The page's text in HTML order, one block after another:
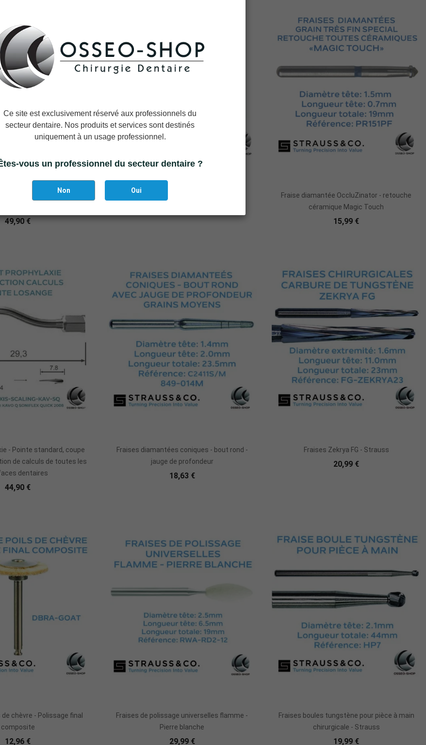
flexibles en Polyester -
49,90 €
Kit de préparation de facettes dentaires
Fraise diamantée OccluZinator - retouche
céramique Magic Touch
15,99 €
- Pointe standard, coupe
de calculs de toutes les
dentaires
44,90 €
Fraises diamantées coniques - bout rond -
jauge de profondeur
18,63 €
Fraises Zekrya FG - Strauss
20,99 €
chèvre - Polissage final
composite
12,96 €
Fraises de polissage universelles flamme -
Pierre blanche
29,99 €
Fraises boules tungstène pour pièce à main
chirurgicale - Strauss
19,99 €
Ce site est exclusivement réservé aux professionnels du
secteur dentaire. Nos produits et services sont destinés
uniquement à un usage professionnel.
vous un professionnel du secteur dentaire ?
Non Oui